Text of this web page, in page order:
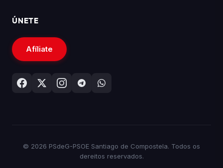
ÚNETE
Afíliate
© 2026 PSdeG-PSOE Santiago de Compostela. Todos os
dereitos reservados.